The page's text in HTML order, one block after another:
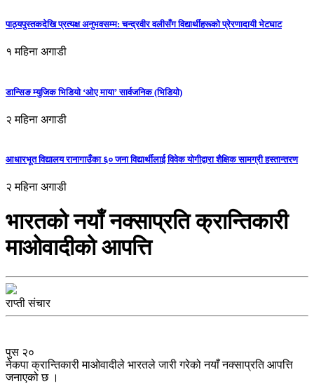
पाठ्यपुस्तकदेखि प्रत्यक्ष अनुभवसम्म: चन्द्रवीर वलीसँग विद्यार्थीहरूको प्रेरणादायी भेटघाट
१ महिना अगाडी
डान्सिङ म्युजिक भिडियो ‘ओए माया’ सार्वजनिक (भिडियो)
२ महिना अगाडी
आधारभूत विद्यालय रानागाउँका ६० जना विद्यार्थीलाई विवेक योगीद्वारा शैक्षिक सामग्री हस्तान्तरण
२ महिना अगाडी
भारतको नयाँ नक्साप्रति क्रान्तिकारी
माओवादीको आपत्ति
राप्ती संचार
पुस २०
नेकपा क्रान्तिकारी माओवादीले भारतले जारी गरेको नयाँ नक्साप्रति आपत्ति
जनाएको छ ।